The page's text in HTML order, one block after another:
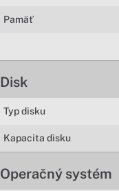
Pamäť
Disk
Typ disku
Kapacita disku
Operačný systém